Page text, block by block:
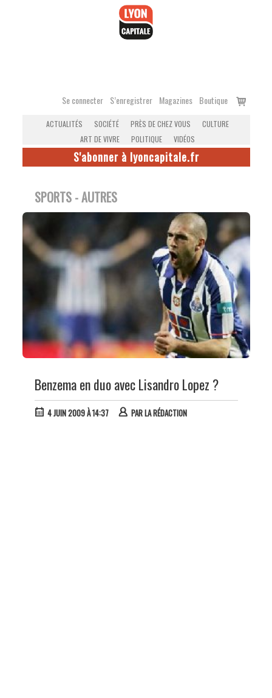
Se connecter S’enregistrer Magazines Boutique
Voir
ACTUALITÉS SOCIÉTÉ PRÈS DE CHEZ VOUS
CULTURE
ART DE VIVRE
POLITIQUE VIDÉOS
S'abonner à lyoncapitale.fr
SPORTS - AUTRES
Benzema en duo avec Lisandro Lopez ?
4 JUIN 2009 À 14:37 PARLA RÉDACTION